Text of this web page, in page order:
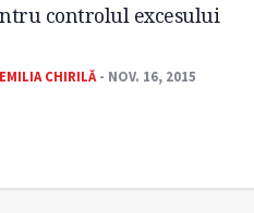
controlul excesului
CHIRILĂ - NOV. 16, 2015